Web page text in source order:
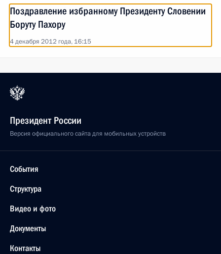
Поздравление избранному Президенту Словении
Боруту Пахору
4 декабря 2012 года, 16:15
Президент России
Версия официального сайта для мобильных устройств
События
Структура
Видео и фото
Документы
Контакты